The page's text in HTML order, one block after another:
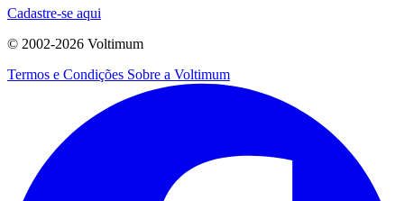
Cadastre-se aqui
© 2002-2026 Voltimum
Termos e Condições Sobre a Voltimum